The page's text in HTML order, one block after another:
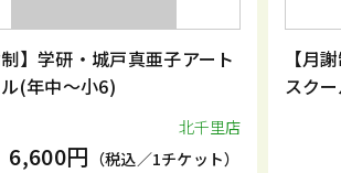
制】学研・城戸真亜子アート
(年中～小6)
北千里店
6,600円 （税込／1チケット）
【月
スク